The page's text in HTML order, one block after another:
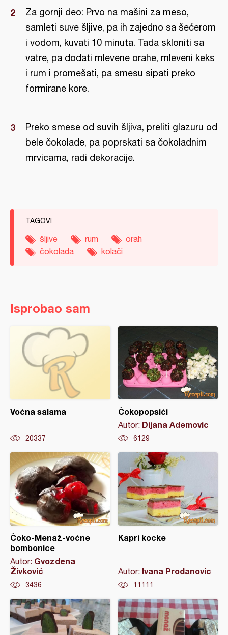
Za gornji deo: Prvo na mašini za meso,
samleti suve šljive, pa ih zajedno sa šećerom
i vodom, kuvati 10 minuta. Tada skloniti sa
vatre, pa dodati mlevene orahe, mleveni keks
i rum i promešati, pa smesu sipati preko
formirane kore.
Preko smese od suvih šljiva, preliti glazuru od
bele čokolade, pa poprskati sa čokoladnim
mrvicama, radi dekoracije.
TAGOVI
šljive rum
orah
čokolada
kolači
Isprobao sam
Voćna salama
20337
Čokopopsići
Autor: Dijana Ademovic
6129
Čoko-Menaž-voćne
bombonice
Autor: Gvozdena
Živković
3436
Kapri kocke
Autor: Ivana Prodanovic
11111